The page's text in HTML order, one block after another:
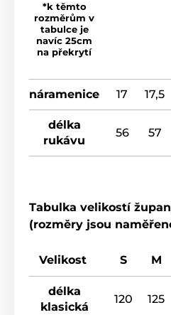
*k těmto
rozměrům v
tabulce je
navíc 25cm
na překrytí
náramenice 17 17,5
délka
rukávu
56 57
Tabulka velikostí
(rozměry jsou
Velikost S M
délka
klasická
120 125